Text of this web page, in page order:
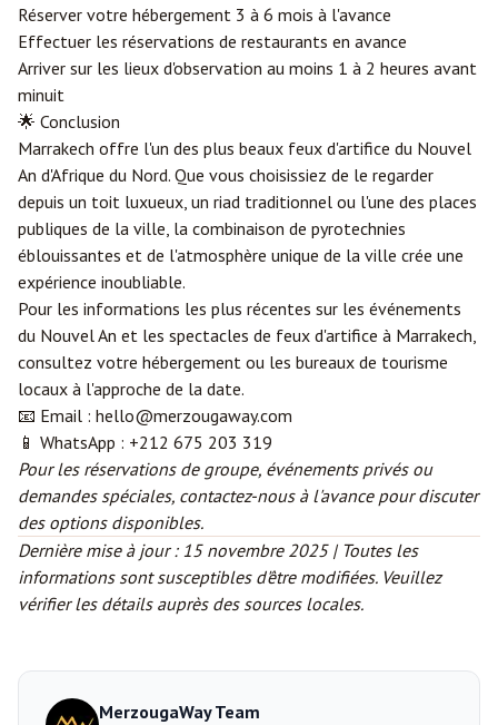
Réserver votre hébergement 3 à 6 mois à l'avance
Effectuer les réservations de restaurants en avance
Arriver sur les lieux d'observation au moins 1 à 2 heures avant
minuit
🌟 Conclusion
Marrakech offre l'un des plus beaux feux d'artifice du Nouvel
An d'Afrique du Nord. Que vous choisissiez de le regarder
depuis un toit luxueux, un riad traditionnel ou l'une des places
publiques de la ville, la combinaison de pyrotechnies
éblouissantes et de l'atmosphère unique de la ville crée une
expérience inoubliable.
Pour les informations les plus récentes sur les événements
du Nouvel An et les spectacles de feux d'artifice à Marrakech,
consultez votre hébergement ou les bureaux de tourisme
locaux à l'approche de la date.
📧 Email : hello@merzougaway.com
📱 WhatsApp : +212 675 203 319
Pour les réservations de groupe, événements privés ou
demandes spéciales, contactez-nous à l'avance pour discuter
des options disponibles.
Dernière mise à jour : 15 novembre 2025 | Toutes les
informations sont susceptibles d'être modifiées. Veuillez
vérifier les détails auprès des sources locales.
MerzougaWay Team